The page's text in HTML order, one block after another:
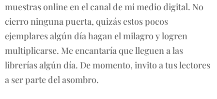
muestras online en el canal de mi medio digital. No
cierro ninguna puerta, quizás estos pocos
ejemplares algún día hagan el milagro y logren
multiplicarse. Me encantaría que lleguen a las
librerías algún día. De momento, invito a tus lectores
a ser parte del asombro.